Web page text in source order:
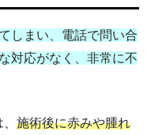
しまい、電話で問い合
対応がなく、非常に不
施術後に赤みや腫れ